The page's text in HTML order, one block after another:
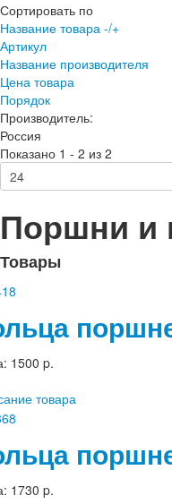
Сортировать по
Название товара -/+
Артикул
Название производителя
Цена товара
Порядок
Производитель:
Россия
Показано 1 - 2 из 2
Поршни и
Товары
1500 p.
товара
1730 p.